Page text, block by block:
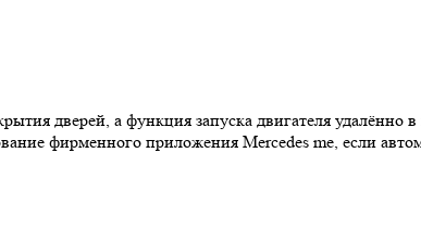
дверей, а функция запуска двигателя удалённо в
фирменного приложения Mercedes me, если